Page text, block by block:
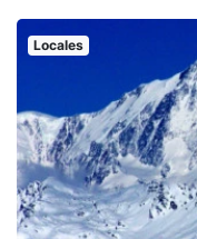
Locales